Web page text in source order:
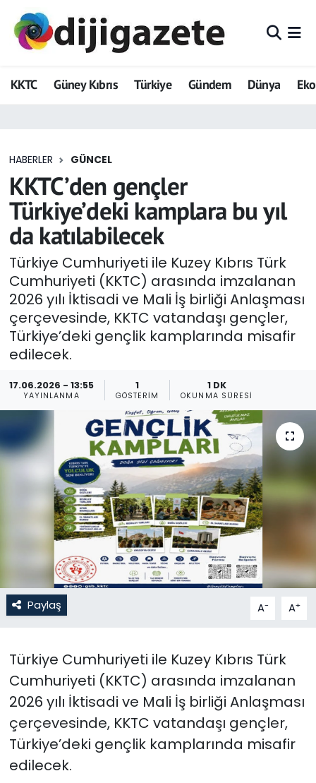
KKTC Güney Kıbrıs Türkiye Gündem Dünya
HABERLER GÜNCEL
KKTC’den gençler
Türkiye’deki kamplara bu yıl
da katılabilecek
Türkiye Cumhuriyeti ile Kuzey Kıbrıs Türk
Cumhuriyeti (KKTC) arasında imzalanan
2026 yılı İktisadi ve Mali İş birliği Anlaşması
çerçevesinde, KKTC vatandaşı gençler,
Türkiye’deki gençlik kamplarında misafir
edilecek.
17.06.2026 - 13:55
YAYINLANMA
1
GÖSTERIM
1 DK
OKUNMA SÜRESI
Paylaş A- A+
Türkiye Cumhuriyeti ile Kuzey Kıbrıs Türk
Cumhuriyeti (KKTC) arasında imzalanan
2026 yılı İktisadi ve Mali İş birliği Anlaşması
çerçevesinde, KKTC vatandaşı gençler,
Türkiye’deki gençlik kamplarında misafir
edilecek.
ADVERTORIAL
Dijigazete
Eğitim
Ekonomi
Foto Galeri
GEZİ
Güncel
Gündem
KKTC
KKTC YEREL SEÇİM 2018
Kültür Sanat
Magazin
Moda
Nöbetçi Eczaneler
Otomobil Dünyası
SAĞLIK
Spor
Teknoloji
TÜRKiYE
Hava Durumu
Trafik Durumu
Tüm Manşetler
Son Dakika Haberleri
Haber Arşivi